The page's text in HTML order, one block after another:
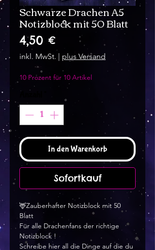
Schwarze Drachen A5
Notizblock mit 50 Blatt
4,50 €Preis
inkl. MwSt. | plus Versand
10 Prozent für 10 Artikel
In den Warenkorb
Sofortkauf
🦌Zauberhafter Notizblock mit 50
Blatt
Für alle Drachenfans der richtige
Notizblock !
Schreibe hier all die Dinge auf die du